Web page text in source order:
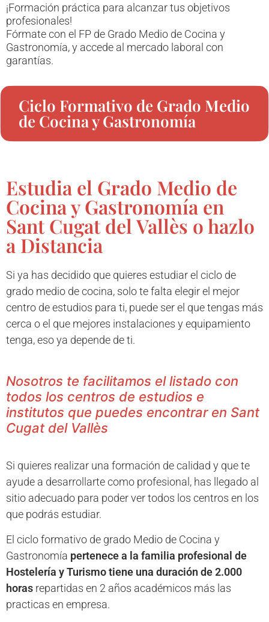
¡Formación práctica para alcanzar tus objetivos
profesionales!
Fórmate con el FP de Grado Medio de Cocina y
Gastronomía, y accede al mercado laboral con
garantías.
Ciclo Formativo de Grado Medio
de Cocina y Gastronomía
Estudia el Grado Medio de
Cocina y Gastronomía en
Sant Cugat del Vallès o hazlo
a Distancia
Si ya has decidido que quieres estudiar el ciclo de
grado medio de cocina, solo te falta elegir el mejor
centro de estudios para ti, puede ser el que tengas más
cerca o el que mejores instalaciones y equipamiento
tenga, eso ya depende de ti.
Nosotros te facilitamos el listado con
todos los centros de estudios e
institutos que puedes encontrar en Sant
Cugat del Vallès
Si quieres realizar una formación de calidad y que te
ayude a desarrollarte como profesional, has llegado al
sitio adecuado para poder ver todos los centros en los
que podrás estudiar.
El ciclo formativo de grado Medio de Cocina y
Gastronomía pertenece a la familia profesional de
Hostelería y Turismo tiene una duración de 2.000
horas repartidas en 2 años académicos más las
practicas en empresa.